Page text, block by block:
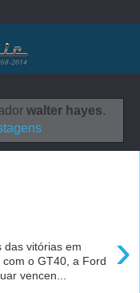
walter hayes.
›
das vitórias em
o GT40, a Ford
vencen...